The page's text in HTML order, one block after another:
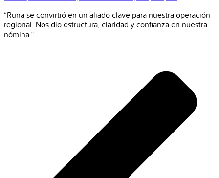
“Runa se convirtió en un aliado clave para nuestra operación
regional. Nos dio estructura, claridad y confianza en nuestra
nómina.”